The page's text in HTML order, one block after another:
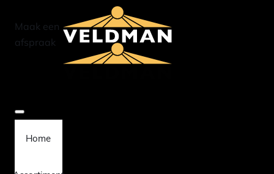
Home
Maak een
afspraak